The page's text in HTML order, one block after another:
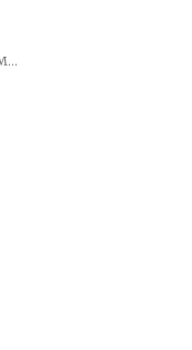
JUS & PURS JUS DE FRUITS OU LÉGUMES